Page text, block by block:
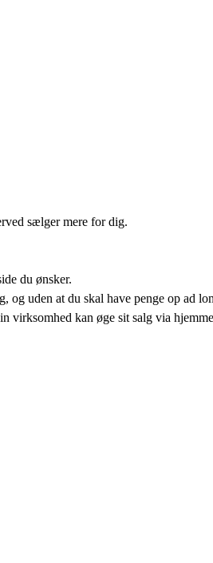
sælger mere for dig.
du ønsker.
uden at du skal have penge op ad
virksomhed kan øge sit salg via